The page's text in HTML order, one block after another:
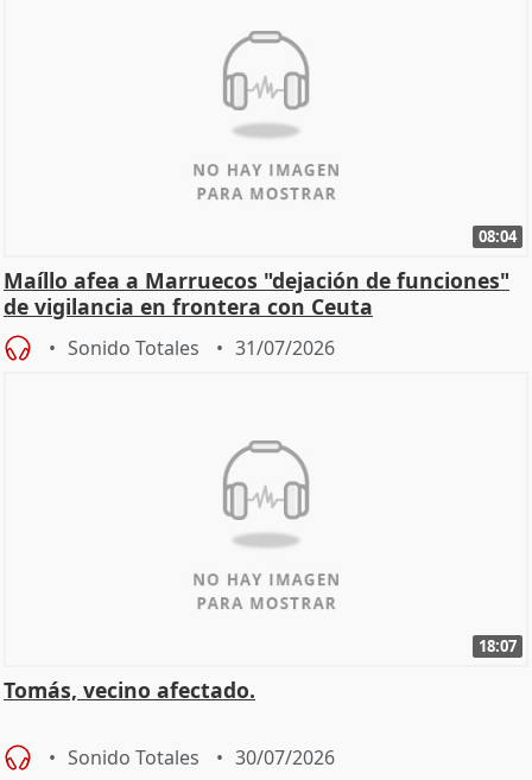
08:04
Maíllo afea a Marruecos "dejación de funciones"
de vigilancia en frontera con Ceuta
Sonido Totales 31/07/2026
18:07
Tomás, vecino afectado.
Sonido Totales 30/07/2026